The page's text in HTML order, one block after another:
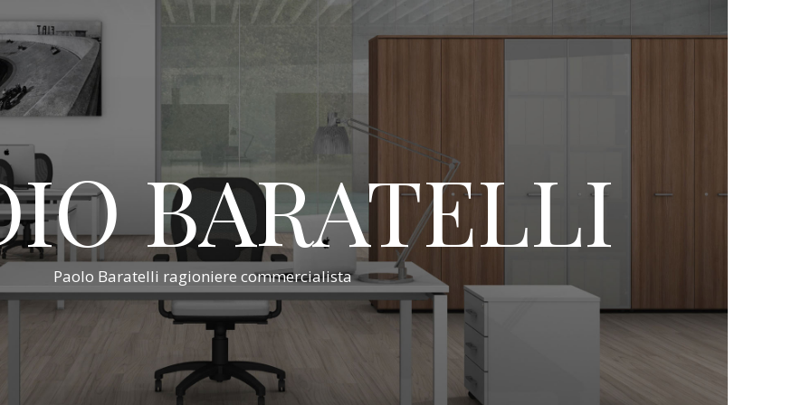
BARATELLI
Paolo Baratelli ragioniere commercialista